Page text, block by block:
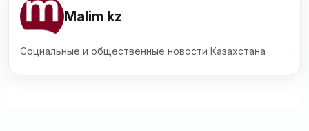
Malim kz
Социальные и общественные новости Казахстана